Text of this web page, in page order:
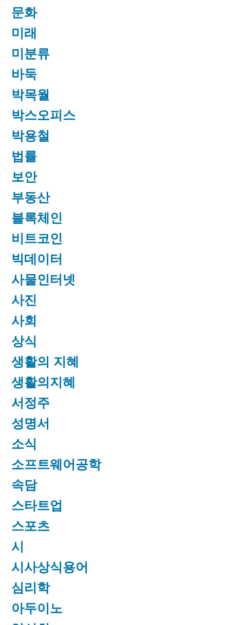
문화
미래
미분류
바둑
박목월
박스오피스
박용철
법률
보안
부동산
블록체인
비트코인
빅데이터
사물인터넷
사진
사회
상식
생활의 지혜
생활의지혜
서정주
성명서
소식
소프트웨어공학
속담
스타트업
스포츠
시
시사상식용어
심리학
아두이노